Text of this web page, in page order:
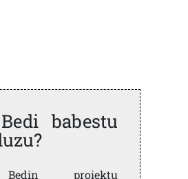
babestu
proiektu